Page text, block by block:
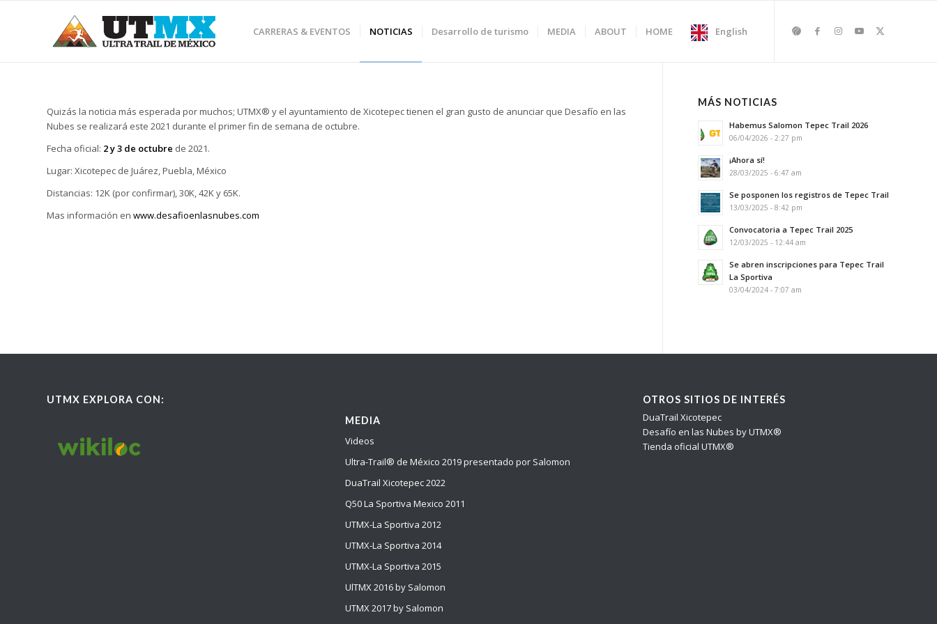
CARRERAS & EVENTOS NOTICIAS Desarrollo de turismo MEDIA ABOUT HOME English
Quizás la noticia más esperada por muchos; UTMX® y el ayuntamiento de Xicotepec tienen el gran gusto de anunciar que Desafío en las
Nubes se realizará este 2021 durante el primer fin de semana de octubre.
Fecha oficial: 2 y 3 de octubre de 2021.
Lugar: Xicotepec de Juárez, Puebla, México
Distancias: 12K (por confirmar), 30K, 42K y 65K.
Mas información en www.desafioenlasnubes.com
MÁS NOTICIAS
Habemus Salomon Tepec Trail 2026
06/04/2026 - 2:27 pm
¡Ahora sí!
28/03/2025 - 6:47 am
Se posponen los registros de Tepec Trail
13/03/2025 - 8:42 pm
Convocatoria a Tepec Trail 2025
12/03/2025 - 12:44 am
Se abren inscripciones para Tepec Trail
La Sportiva
03/04/2024 - 7:07 am
UTMX EXPLORA CON:
MEDIA
Videos
Ultra-Trail® de México 2019 presentado por Salomon
DuaTrail Xicotepec 2022
Q50 La Sportiva Mexico 2011
UTMX-La Sportiva 2012
UTMX-La Sportiva 2014
UTMX-La Sportiva 2015
UlTMX 2016 by Salomon
UTMX 2017 by Salomon
OTROS SITIOS DE INTERÉS
DuaTrail Xicotepec
Desafío en las Nubes by UTMX®
Tienda oficial UTMX®